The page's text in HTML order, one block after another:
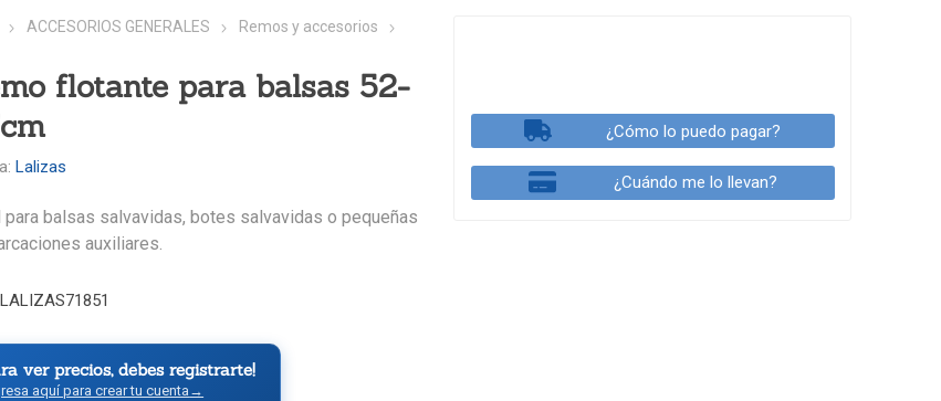
ACCESORIOS GENERALES Remos y accesorios
flotante para balsas 52-
Lalizas
para balsas salvavidas, botes salvavidas o pequeñas
auxiliares.
LALIZAS71851
ver precios, debes registrarte!
aquí para crear tu cuenta→
¿Cómo lo puedo pagar?
¿Cuándo me lo llevan?